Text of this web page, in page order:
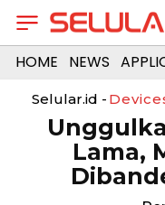
HOME NEWS
Selular.id -
Lama,